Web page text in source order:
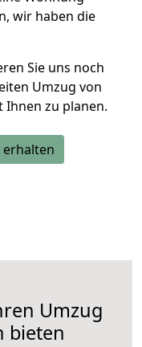
wir haben die
Sie uns noch
Umzug von
zu planen.
erhalten
Umzug
bieten